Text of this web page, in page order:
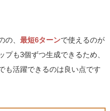
の、最短6ターンで使えるのが
も3個ずつ生成できるため、
も活躍できるのは良い点です